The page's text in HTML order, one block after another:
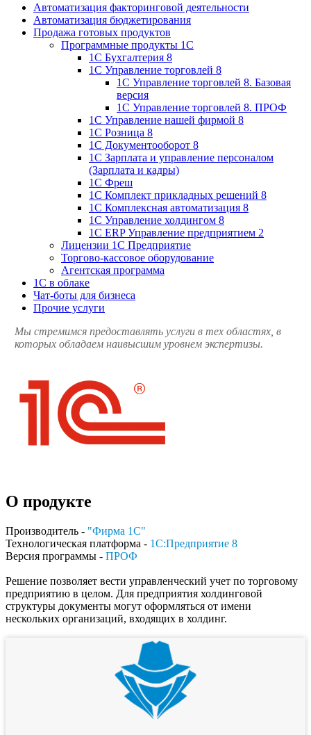
Автоматизация факторинговой деятельности
Автоматизация бюджетирования
Продажа готовых продуктов
Программные продукты 1С
1С Бухгалтерия 8
1С Управление торговлей 8
1С Управление торговлей 8. Базовая
версия
1С Управление торговлей 8. ПРОФ
1С Управление нашей фирмой 8
1С Розница 8
1С Документооборот 8
1С Зарплата и управление персоналом
(Зарплата и кадры)
1С Фреш
1С Комплект прикладных решений 8
1С Комплексная автоматизация 8
1С Управление холдингом 8
1С ERP Управление предприятием 2
Лицензии 1С Предприятие
Торгово-кассовое оборудование
Агентская программа
1С в облаке
Чат-боты для бизнеса
Прочие услуги
Мы стремимся предоставлять услуги в тех областях, в
которых обладаем наивысшим уровнем экспертизы.
О продукте
Производитель - "Фирма 1С"
Технологическая платформа - 1С:Предприятие 8
Версия программы - ПРОФ
Решение позволяет вести управленческий учет по торговому
предприятию в целом. Для предприятия холдинговой
структуры документы могут оформляться от имени
нескольких организаций, входящих в холдинг.